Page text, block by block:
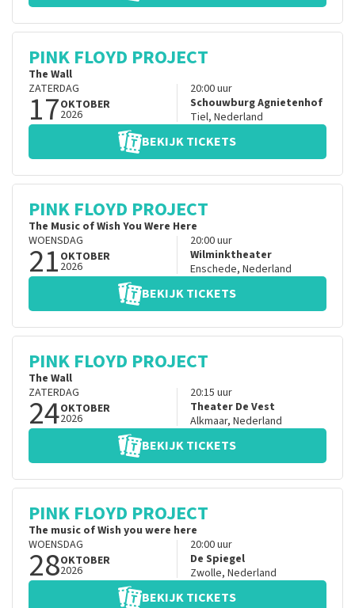
PINK FLOYD PROJECT
The Wall
ZATERDAG
17OKTOBER
2026
20:00uur
Schouwburg Agnietenhof
Tiel, Nederland
BEKIJK TICKETS
PINK FLOYD PROJECT
The Music of Wish You Were Here
WOENSDAG
21 OKTOBER
2026
20:00uur
Wilminktheater
Enschede, Nederland
BEKIJK TICKETS
PINK FLOYD PROJECT
The Wall
ZATERDAG
24OKTOBER
2026
20:15 uur
Theater De Vest
Alkmaar, Nederland
BEKIJK TICKETS
PINK FLOYD PROJECT
The music of Wish you were here
WOENSDAG
28OKTOBER
2026
20:00uur
De Spiegel
Zwolle, Nederland
BEKIJK TICKETS